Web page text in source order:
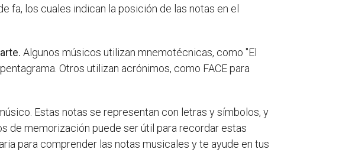
fa, los cuales indican la posición de las notas en el
Algunos músicos utilizan mnemotécnicas, como "El
Otros utilizan acrónimos, como FACE para
Estas notas se representan con letras y símbolos, y
de memorización puede ser útil para recordar estas
para comprender las notas musicales y te ayude en tus